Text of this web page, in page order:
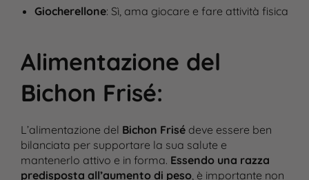
Giocherellone: Sì, ama giocare e fare attività fisica
Alimentazione del
Bichon Frisé:
L’alimentazione del Bichon Frisédeve essere ben
bilanciata per supportare la sua salute e
mantenerlo attivo e in forma. Essendo una razza
predisposta all’aumento di peso, è importante non